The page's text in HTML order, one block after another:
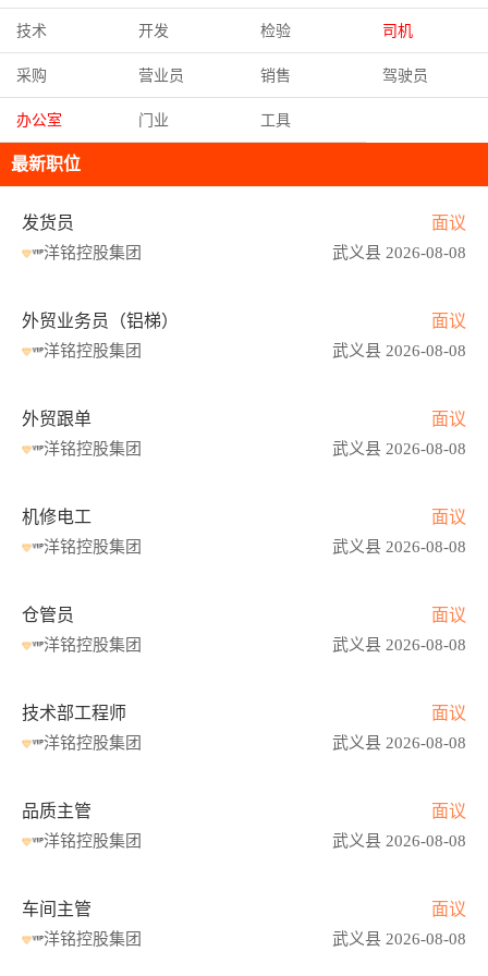
技术 开发 检验 司机
采购 营业员 销售 驾驶员
办公室 门业 工具
最新职位
发货员 面议
洋铭控股集团 武义县 2026-08-08
外贸业务员（铝梯） 面议
洋铭控股集团 武义县 2026-08-08
外贸跟单 面议
洋铭控股集团 武义县 2026-08-08
机修电工 面议
洋铭控股集团 武义县 2026-08-08
仓管员 面议
洋铭控股集团 武义县 2026-08-08
技术部工程师 面议
洋铭控股集团 武义县 2026-08-08
品质主管 面议
洋铭控股集团 武义县 2026-08-08
车间主管 面议
洋铭控股集团 武义县 2026-08-08